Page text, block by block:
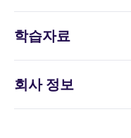
용자가 자신의 데이
니다.
학습자료
회사 정보